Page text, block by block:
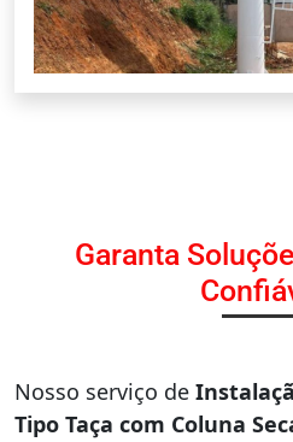
Garanta
Nosso serviço de
Tipo Taça com Coluna